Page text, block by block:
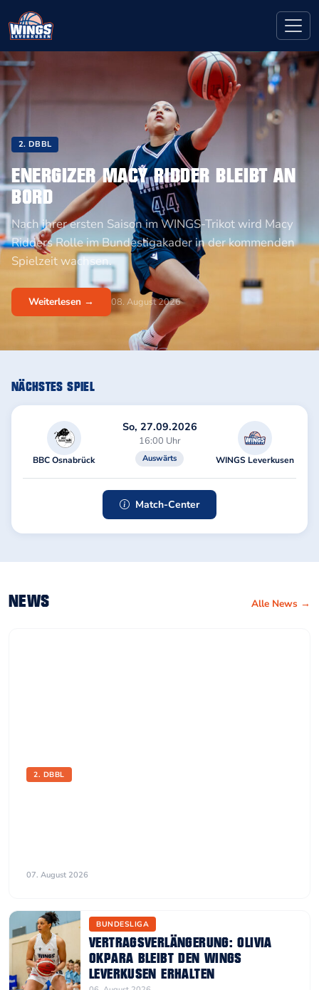
2. DBBL
ENERGIZER MACY RIDDER BLEIBT AN
BORD
Nach ihrer ersten Saison im WINGS-Trikot wird Macy
Ridders Rolle im Bundesligakader in der kommenden
Spielzeit wachsen.
Weiterlesen → 08. August 2026
NÄCHSTES SPIEL
BBC Osnabrück
So, 27.09.2026
16:00 Uhr
Auswärts WINGS Leverkusen
Match-Center
NEWS Alle News →
2. DBBL
07. August 2026
BUNDESLIGA
VERTRAGSVERLÄNGERUNG: OLIVIA
OKPARA BLEIBT DEN WINGS
LEVERKUSEN ERHALTEN